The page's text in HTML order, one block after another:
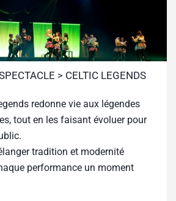
> CELTIC LEGENDS
redonne vie aux légendes
tout en les faisant évoluer pour
tradition et modernité
performance un moment